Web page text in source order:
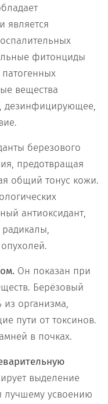
является
фитонциды
вещества
дезинфицирующее,
березового
предотвращая
общий тонус кожи.
антиоксидант,
Он показан при
Берёзовый
организма,
пути от токсинов.
в почках.
выделение
лучшему усвоению